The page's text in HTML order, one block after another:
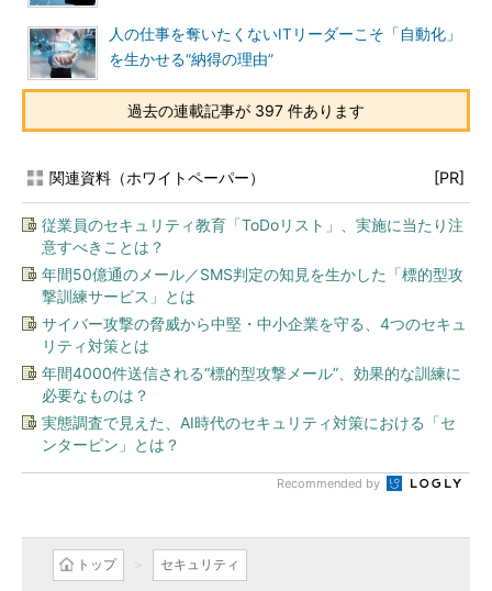
人の仕事を奪いたくないITリーダーこそ「自動化」
を生かせる“納得の理由”
過去の連載記事が 397 件あります
関連資料（ホワイトペーパー） [PR]
従業員のセキュリティ教育「ToDoリスト」、実施に当たり注
意すべきことは？
年間50億通のメール／SMS判定の知見を生かした「標的型攻
撃訓練サービス」とは
サイバー攻撃の脅威から中堅・中小企業を守る、4つのセキュ
リティ対策とは
年間4000件送信される“標的型攻撃メール”、効果的な訓練に
必要なものは？
実態調査で見えた、AI時代のセキュリティ対策における「セ
ンターピン」とは？
Recommended by
トップ セキュリティ